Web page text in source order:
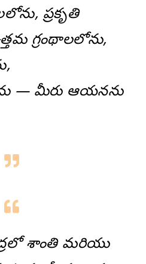
ప్రకృతి
గ్రంథాలలోను,
— మీరు ఆయనను
శాంతి మరియు